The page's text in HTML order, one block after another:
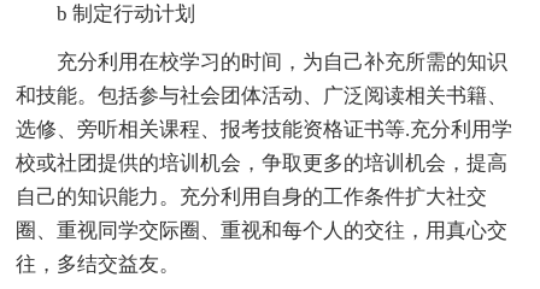
b 制定行动计划
充分利用在校学习的时间，为自己补充所需的知识
和技能。包括参与社会团体活动、广泛阅读相关书籍、
选修、旁听相关课程、报考技能资格证书等.充分利用学
校或社团提供的培训机会，争取更多的培训机会，提高
自己的知识能力。充分利用自身的工作条件扩大社交
圈、重视同学交际圈、重视和每个人的交往，用真心交
往，多结交益友。